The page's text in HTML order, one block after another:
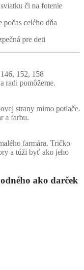
či na fotenie
celého dňa
pre deti
152, 158
radi pomôžeme.
strany mimo potlače.
a farbu.
farmára. Tričko
a túži byť ako jeho
ako darček